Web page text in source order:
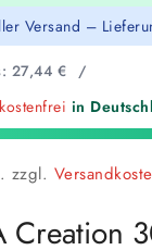
Versand –
27,44 € /
in
zzgl.
Creation